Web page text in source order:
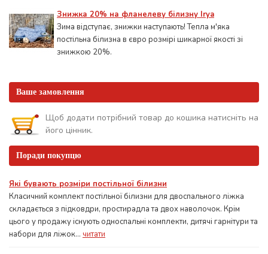
Знижка 20% на фланелеву білизну Irya
Зима відступає, знижки наступають! Тепла м'яка
постільна білизна в євро розмірі шикарної якості зі
знижкою 20%.
Ваше замовлення
Щоб додати потрібний товар до кошика натисніть на
його цінник.
Поради покупцю
Які бувають розміри постільної білизни
Класичний комплект постільної білизни для двоспального ліжка
складається з підковдри, простирадла та двох наволочок. Крім
цього у продажу існують односпальні комплекти, дитячі гарнітури та
набори для ліжок... читати